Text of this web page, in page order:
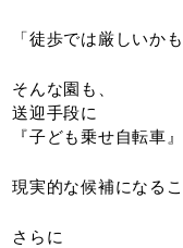
「徒歩では厳しいか
そんな園も、
送迎手段に
『子ども乗せ自転車
現実的な候補になる
さらに